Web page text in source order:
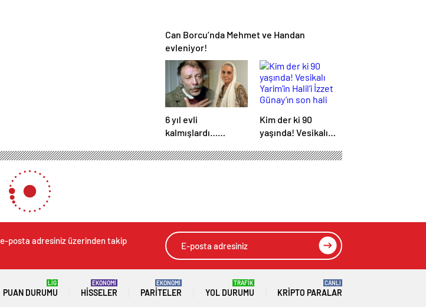
Can Borcu’nda Mehmet ve Handan
evleniyor!
6 yıl evli
kalmışlardı…
Münir Özkul ile Suna
Kim der ki 90
yaşında! Vesikalı
Günay’ın son hali
posta adresiniz üzerinden takip
PUAN DURUMU
LİG
HISSELER
EKONOMİ
PARITELER
EKONOMİ
YOL DURUMU
TRAFİK
KRIPTO PARALAR
CANLI